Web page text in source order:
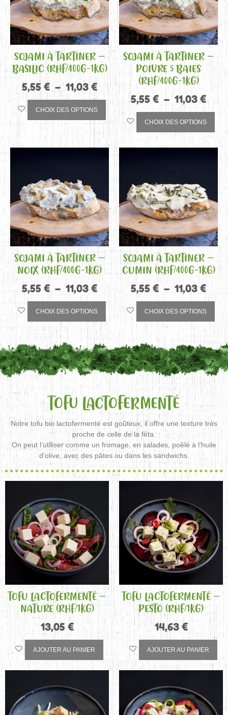
SOJAMI À TARTINER –
BASILIC (RHF/400G-1KG)
5,55 € – 11,03 €
CHOIX DES OPTIONS
SOJAMI À TARTINER –
POIVRE 5 BAIES
(RHF/400G-1KG)
5,55 € – 11,03 €
CHOIX DES OPTIONS
SOJAMI À TARTINER –
NOIX (RHF/400G-1KG)
5,55 € – 11,03 €
CHOIX DES OPTIONS
SOJAMI À TARTINER –
CUMIN (RHF/400G-1KG)
5,55 € – 11,03 €
CHOIX DES OPTIONS
TOFU LACTOFERMENTÉ
Notre tofu bio lactofermenté est goûteux, il offre une texture très
proche de celle de la fêta.
On peut l’utiliser comme un fromage, en salades, poêlé à l’huile
d’olive, avec des pâtes ou dans les sandwichs.
TOFU LACTOFERMENTÉ –
NATURE (RHF/1KG)
13,05 €
AJOUTER AU PANIER
TOFU LACTOFERMENTÉ –
PESTO (RHF/1KG)
14,63 €
AJOUTER AU PANIER